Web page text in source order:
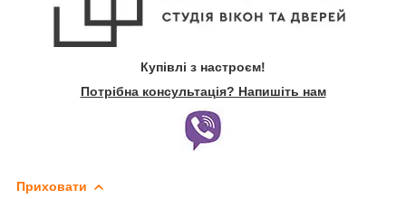
Купівлі з настроєм!
Потрібна консультація? Напишіть нам
Приховати